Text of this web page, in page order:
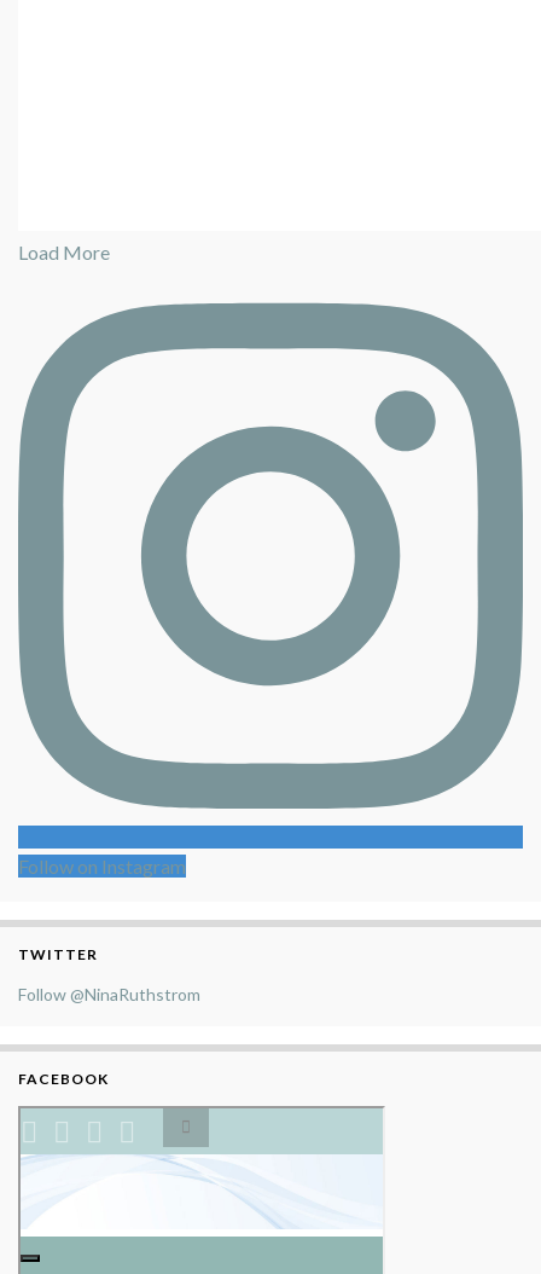
Load More
Follow on Instagram
TWITTER
Follow @NinaRuthstrom
FACEBOOK